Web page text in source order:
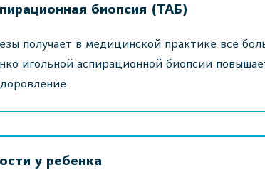
биопсия (ТАБ)
получает в медицинской практике все
игольной аспирационной биопсии
у ребенка